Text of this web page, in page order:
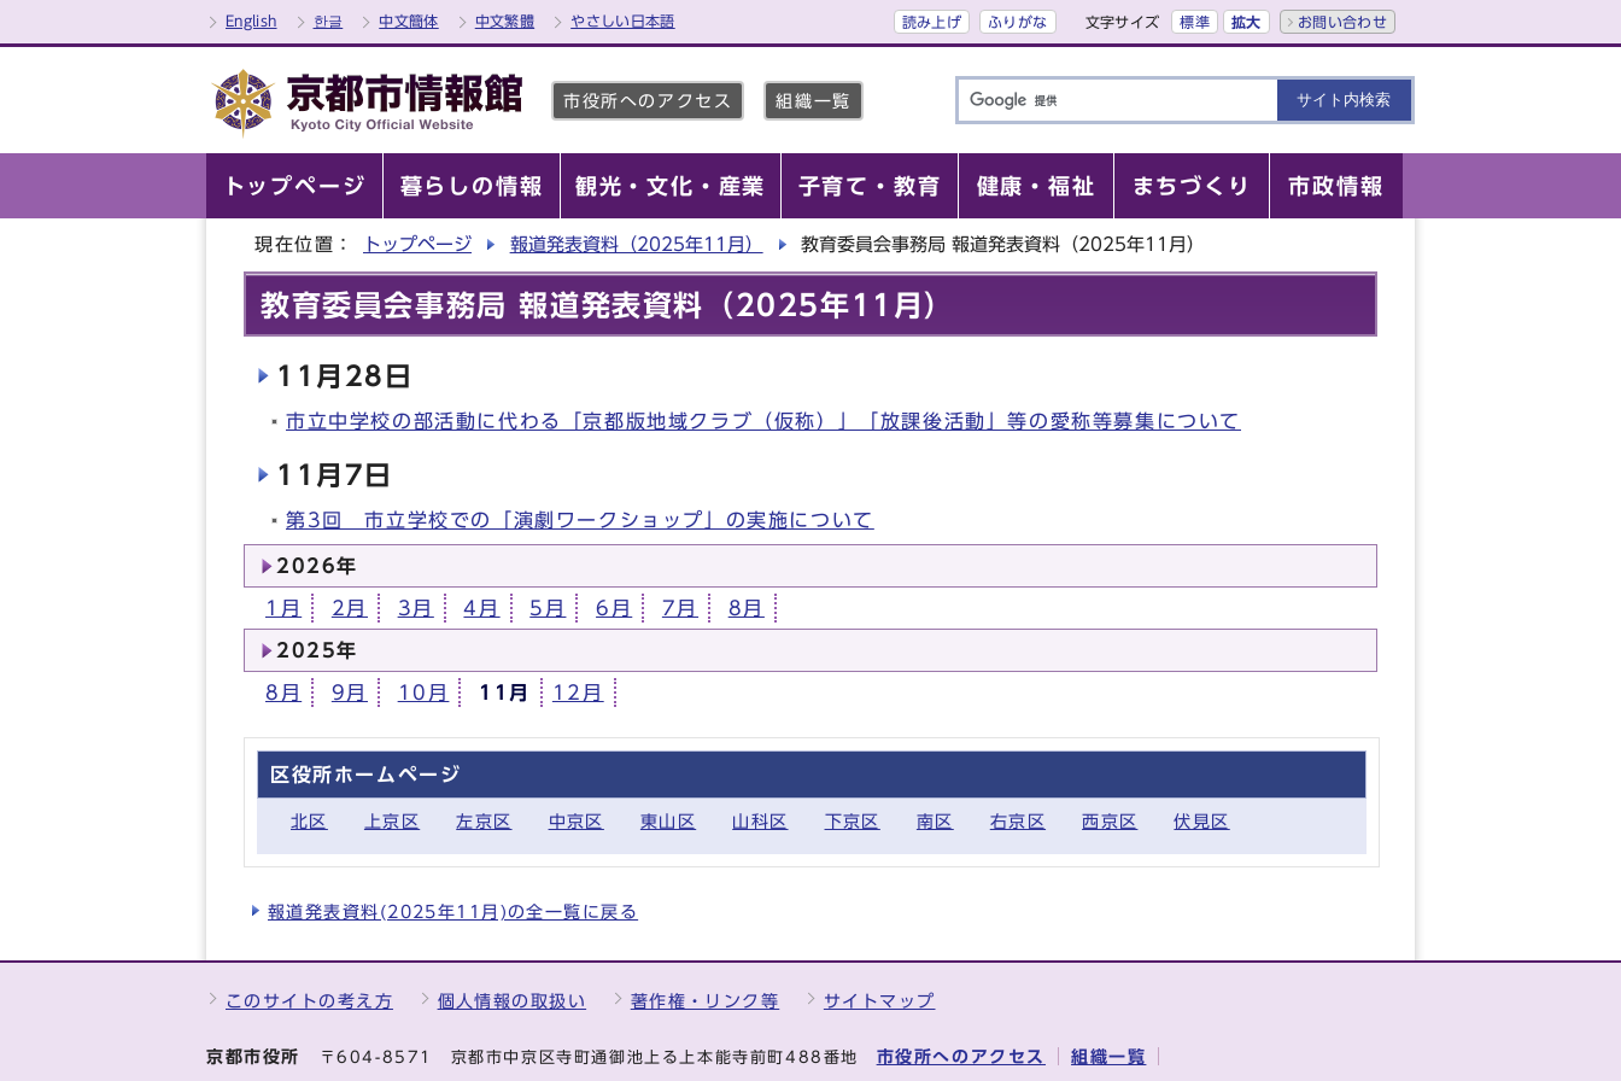
English 한글 中文簡体 中文繁體 やさしい日本語 読み上げ ふりがな 文字サイズ 標準 拡大 お問い合わせ
市役所へのアクセス 組織一覧
トップページ 暮らしの情報 観光・文化・産業 子育て・教育 健康・福祉 まちづくり 市政情報
現在位置： トップページ 報道発表資料（2025年11月） 教育委員会事務局 報道発表資料（2025年11月）
教育委員会事務局 報道発表資料（2025年11月）
11月28日
市立中学校の部活動に代わる「京都版地域クラブ（仮称）」「放課後活動」等の愛称等募集について
11月7日
第3回 市立学校での「演劇ワークショップ」の実施について
2026年
1月 2月 3月 4月 5月 6月 7月 8月
2025年
8月 9月 10月 11月 12月
区役所ホームページ
北区 上京区 左京区 中京区 東山区 山科区 下京区 南区 右京区 西京区 伏見区
報道発表資料(2025年11月)の全一覧に戻る
このサイトの考え方 個人情報の取扱い 著作権・リンク等 サイトマップ
京都市役所 〒604-8571 京都市中京区寺町通御池上る上本能寺前町488番地 市役所へのアクセス 組織一覧